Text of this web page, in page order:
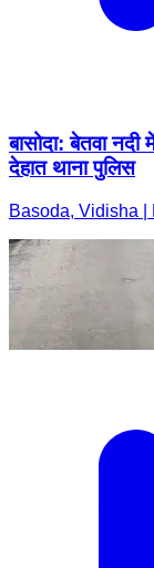
बासोदा: बेतवा
देहात थाना पुलिस
Basoda, Vidisha |